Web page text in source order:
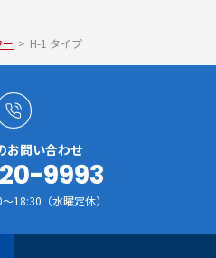
> H-1 タイプ
お問い合わせ
9993
18:30（水曜定休）